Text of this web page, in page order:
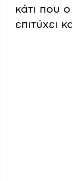
κάτι που
επιτύχει